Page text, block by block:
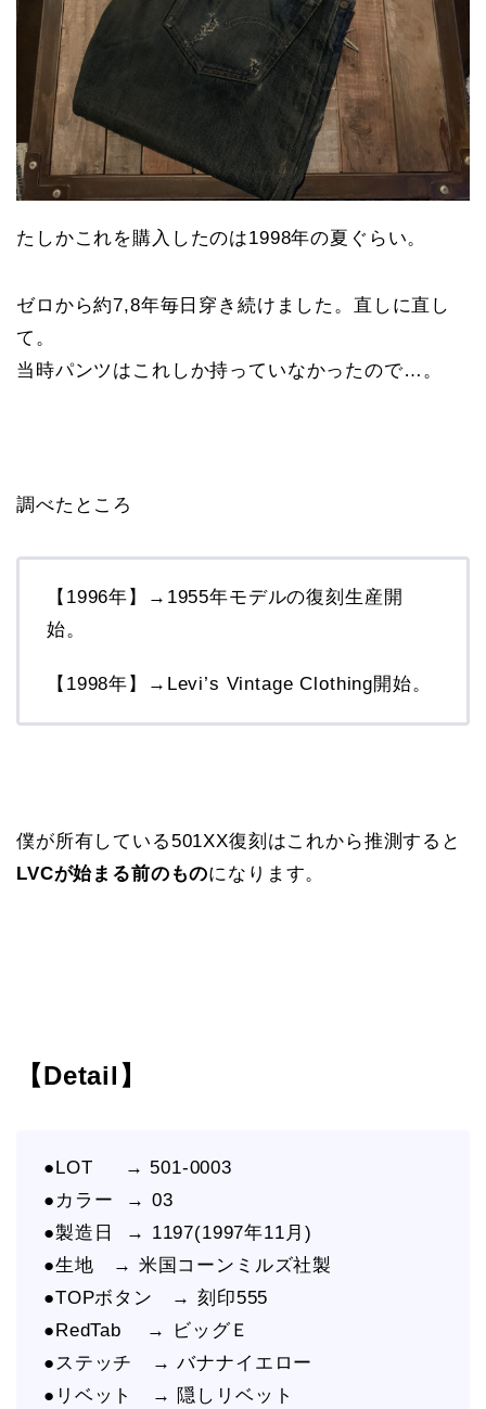
たしかこれを購入したのは1998年の夏ぐらい。
ゼロから約7,8年毎日穿き続けました。直しに直し
て。
当時パンツはこれしか持っていなかったので…。
調べたところ
【1996年】→1955年モデルの復刻生産開
始。
【1998年】→Levi’s Vintage Clothing開始。
僕が所有している501XX復刻はこれから推測すると
LVCが始まる前のものになります。
【Detail】
●LOT → 501-0003
●カラー → 03
●製造日 → 1197(1997年11月)
●生地 → 米国コーンミルズ社製
●TOPボタン → 刻印555
●RedTab → ビッグＥ
●ステッチ → バナナイエロー
●リベット → 隠しリベット